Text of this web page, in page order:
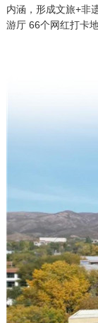
内涵，形成文旅+非
游厅 66个网红打卡地